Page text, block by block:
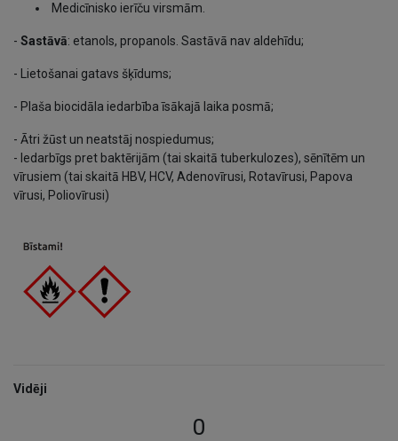
Medicīnisko ierīču virsmām.
- Sastāvā: etanols, propanols. Sastāvā nav aldehīdu;
- Lietošanai gatavs šķīdums;
- Plaša biocidāla iedarbība īsākajā laika posmā;
- Ātri žūst un neatstāj nospiedumus;
- Iedarbīgs pret baktērijām (tai skaitā tuberkulozes), sēnītēm un
vīrusiem (tai skaitā HBV, HCV, Adenovīrusi, Rotavīrusi, Papova
vīrusi, Poliovīrusi)
Vidēji
0